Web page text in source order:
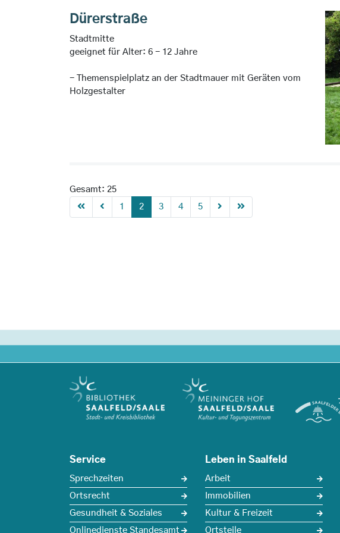
Dürerstraße
Stadtmitte
geeignet für Alter: 6 - 12 Jahre
- Themenspielplatz an der Stadtmauer mit Geräten vom
Holzgestalter
Gesamt: 25
1
2 3 4 5
Service
Sprechzeiten
Ortsrecht
Gesundheit & Soziales
Onlinedienste Standesamt
Leben in Saalfeld
Arbeit
Immobilien
Kultur & Freizeit
Ortsteile